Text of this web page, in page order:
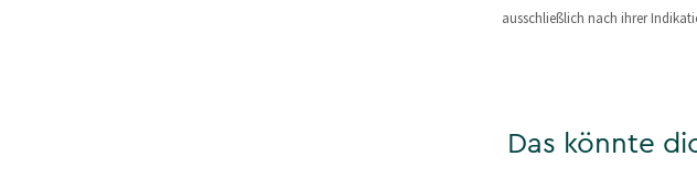
ausschließlich nach ihrer
Das könnte